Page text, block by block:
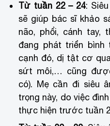
Từ tuần 22 – 24:
sẽ giúp bác sĩ khảo
não, phổi, cánh tay,
đang phát triển bình
cạnh đó, dị tật cơ
sứt môi,… cũng
có). Mẹ cần đi siêu
trọng này, do việc
thực hiện trước tuần